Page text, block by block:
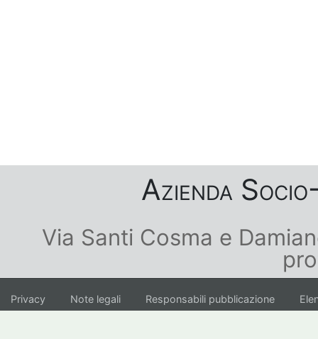
Azienda
Via Santi Cosma e
Privacy Note legali Responsabili pubblicazione